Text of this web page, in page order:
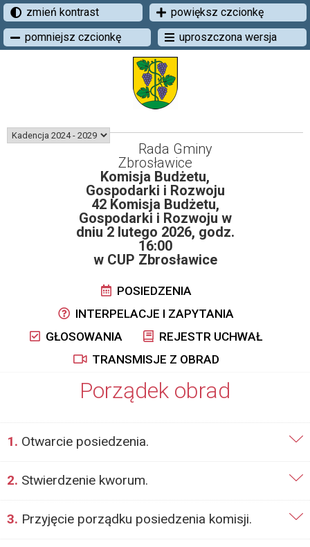
zmień kontrast
powiększ czcionkę
pomniejsz czcionkę
uproszczona wersja
Rada Gminy
Zbrosławice
Komisja Budżetu,
Gospodarki i Rozwoju
42 Komisja Budżetu,
Gospodarki i Rozwoju w
dniu 2 lutego 2026, godz.
16:00
w CUP Zbrosławice
POSIEDZENIA
INTERPELACJE I ZAPYTANIA
GŁOSOWANIA
REJESTR UCHWAŁ
TRANSMISJE Z OBRAD
Porządek obrad
1. Otwarcie posiedzenia.
2. Stwierdzenie kworum.
3. Przyjęcie porządku posiedzenia komisji.